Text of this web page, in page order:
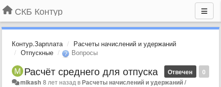
СКБ Контур
Контур.Зарплата
Расчеты начислений и удержаний
Отпускные
Вопросы
0
Отвечен
Расчёт среднего для отпуска
mikash 8 лет назад вРасчеты начислений и удержаний /